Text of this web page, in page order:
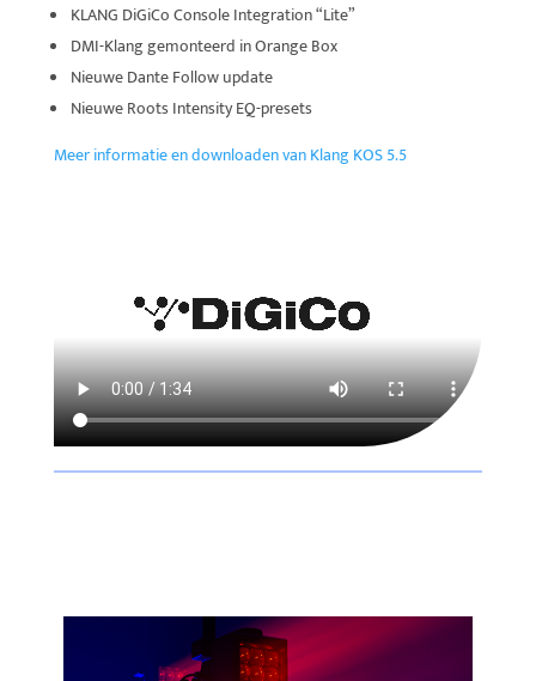
KLANG DiGiCo Console Integration “Lite”
DMI-Klang gemonteerd in Orange Box
Nieuwe Dante Follow update
Nieuwe Roots Intensity EQ-presets
Meer informatie en downloaden van Klang KOS 5.5